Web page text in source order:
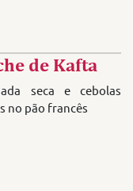
de Kafta
seca e cebolas
no pão francês